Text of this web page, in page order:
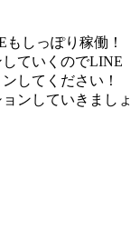
しっぽり稼働！
ていくのでLINE
してください！
ンしていきましょ